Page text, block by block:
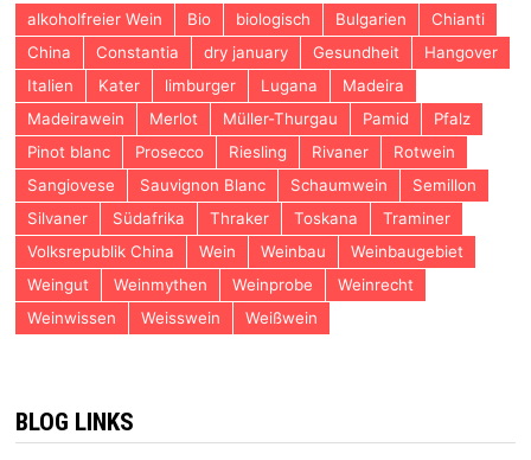
alkoholfreier Wein Bio biologisch Bulgarien
Chianti
China
Constantia dry january Gesundheit
Hangover
Italien
Kater limburger Lugana
Madeira
Madeirawein
Merlot Müller-Thurgau Pamid
Pfalz
Pinot blanc
Prosecco Riesling Rivaner
Rotwein
Sangiovese
Sauvignon Blanc Schaumwein
Semillon
Silvaner
Südafrika Thraker Toskana
Traminer
Volksrepublik China
Wein Weinbau
Weinbaugebiet
Weingut
Weinmythen Weinprobe
Weinrecht
Weinwissen
Weisswein Weißwein
BLOG LINKS